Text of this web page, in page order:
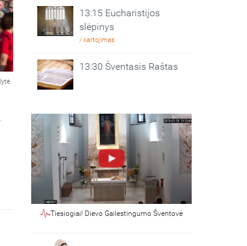
13:15 Eucharistijos
slėpinys
/ kartojimas
13:30 Šventasis Raštas
Tiesiogiai! Dievo Gailestingumo Šventovė